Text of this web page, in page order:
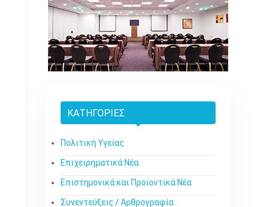
ΚΑΤΗΓΟΡΊΕΣ
Πολιτική Υγείας
Επιχειρηματικά Νέα
Επιστημονικά και Προϊοντικά Νέα
Συνεντεύξεις / Αρθρογραφία